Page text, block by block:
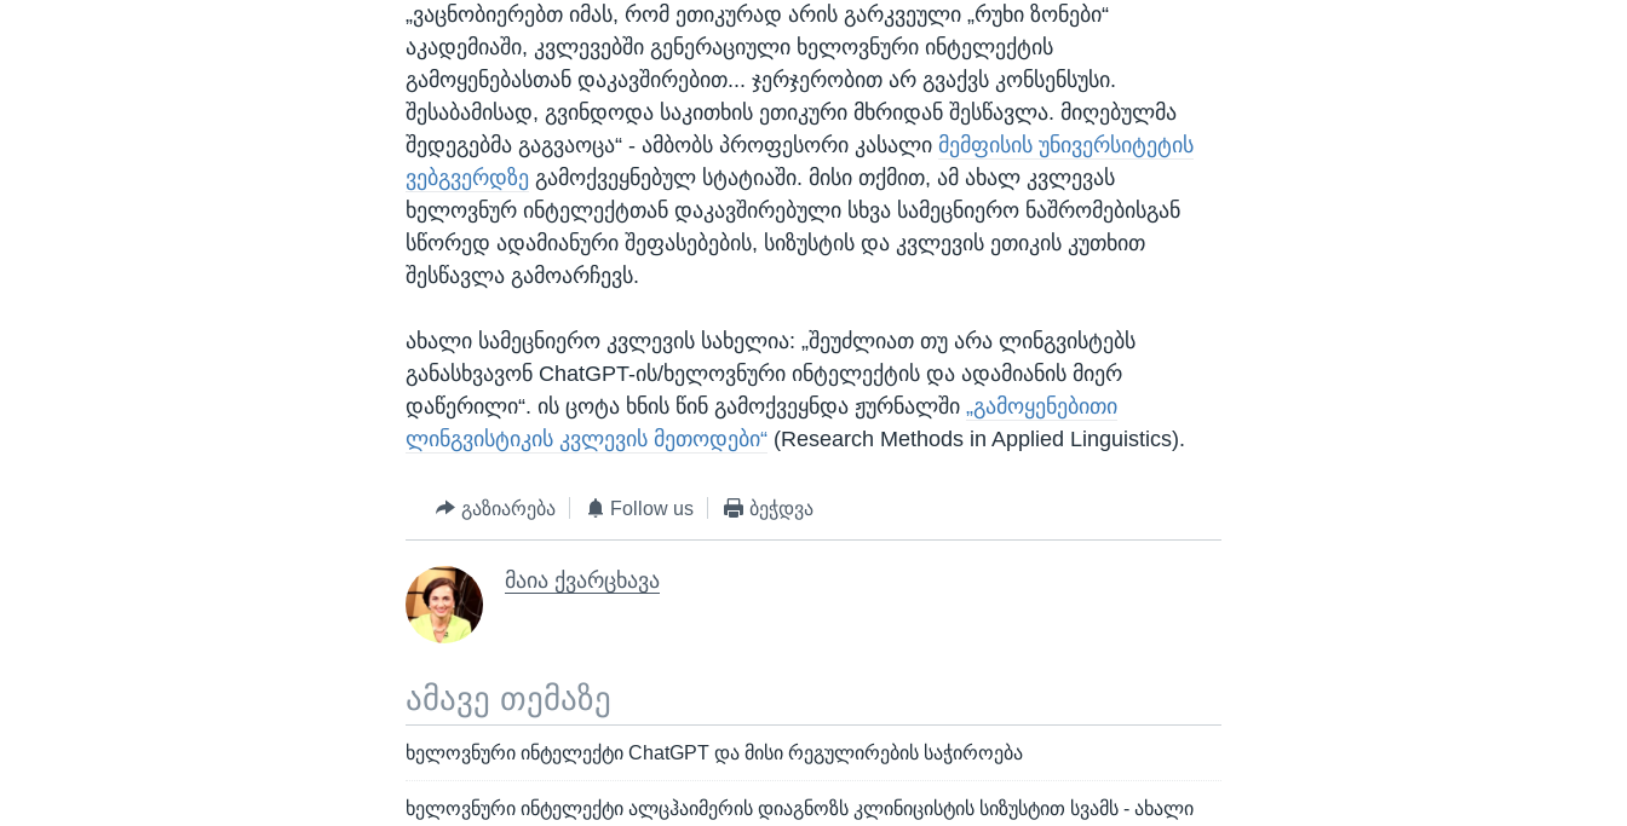
„ვაცნობიერებთ იმას, რომ ეთიკურად არის გარკვეული „რუხი ზონები“
აკადემიაში, კვლევებში გენერაციული ხელოვნური ინტელექტის
გამოყენებასთან დაკავშირებით... ჯერჯერობით არ გვაქვს კონსენსუსი.
შესაბამისად, გვინდოდა საკითხის ეთიკური მხრიდან შესწავლა. მიღებულმა
შედეგებმა გაგვაოცა“ - ამბობს პროფესორი კასალი მემფისის უნივერსიტეტის
ვებგვერდზე გამოქვეყნებულ სტატიაში. მისი თქმით, ამ ახალ კვლევას
ხელოვნურ ინტელექტთან დაკავშირებული სხვა სამეცნიერო ნაშრომებისგან
სწორედ ადამიანური შეფასებების, სიზუსტის და კვლევის ეთიკის კუთხით
შესწავლა გამოარჩევს.
ახალი სამეცნიერო კვლევის სახელია: „შეუძლიათ თუ არა ლინგვისტებს
განასხვავონ ChatGPT-ის/ხელოვნური ინტელექტის და ადამიანის მიერ
დაწერილი“. ის ცოტა ხნის წინ გამოქვეყნდა ჟურნალში„გამოყენებითი
ლინგვისტიკის კვლევის მეთოდები“ (Research Methods in Applied Linguistics).
გაზიარება Follow us ბეჭდვა
მაია ქვარცხავა
ამავე თემაზე
ხელოვნური ინტელექტი ChatGPT და მისი რეგულირების საჭიროება
ხელოვნური ინტელექტი ალცჰაიმერის დიაგნოზს კლინიცისტის სიზუსტით სვამს - ახალი